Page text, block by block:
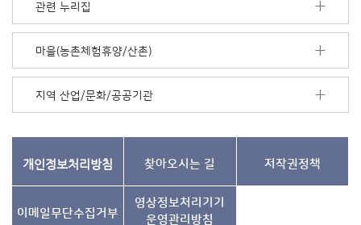
기
관련 누리집
마을(농촌체험휴양/산촌)
지역 산업/문화/공공기관
개인정보처리방침 찾아오시는 길 저작권정책
이메일무단수집거부
영상정보처리기기
운영관리방침